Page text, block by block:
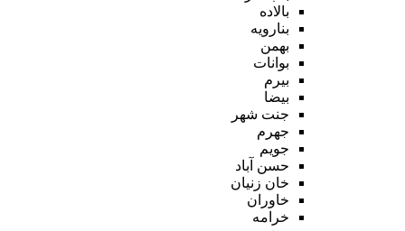
بالاده
بنارویه
بهمن
بوانات
بیرم
بیضا
جنت شهر
جهرم
جویم
حسن آباد
خان زنیان
خاوران
خرامه